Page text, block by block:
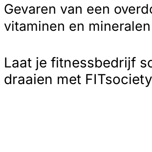
Gevaren van een
vitaminen en mineralen
Laat je fitnessbedrijf
draaien met FITsociety